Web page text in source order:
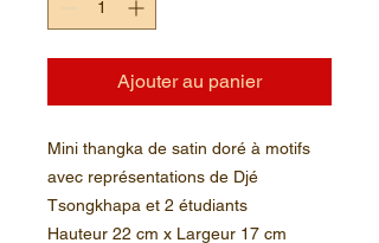
Ajouter au panier
Mini thangka de satin doré à motifs
avec représentations de Djé
Tsongkhapa et 2 étudiants
Hauteur 22 cm x Largeur 17 cm